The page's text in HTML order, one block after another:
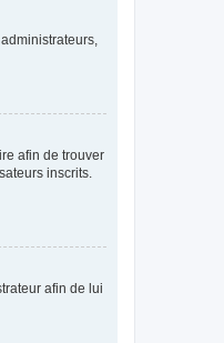
afin de trouver
inscrits.
afin de lui